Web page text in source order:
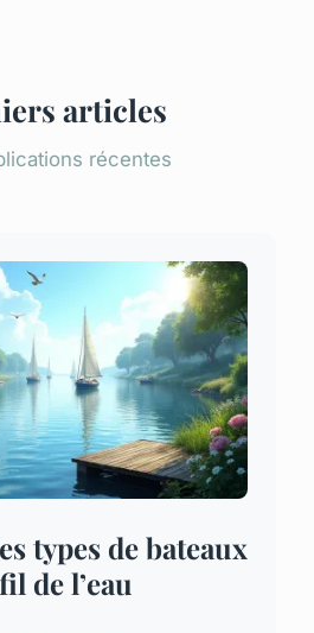
articles
récentes
types de bateaux
de l’eau